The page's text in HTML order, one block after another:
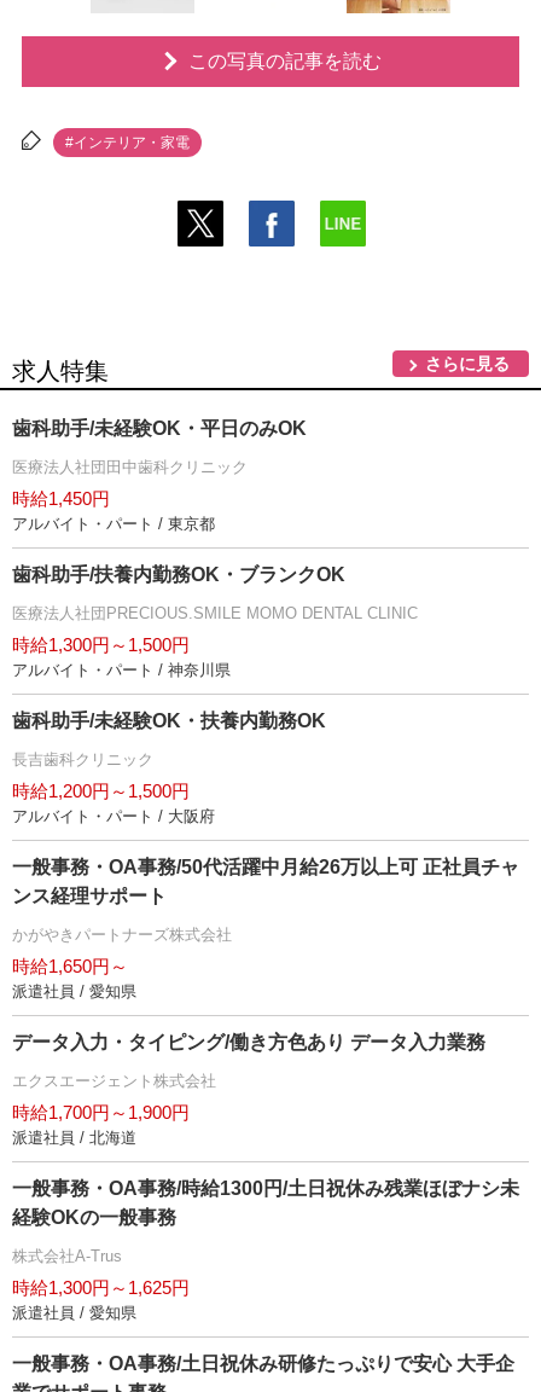
この写真の記事を読む
#インテリア・家電
求人特集 さらに見る
歯科助手/未経験OK・平日のみOK
医療法人社団田中歯科クリニック
時給1,450円
アルバイト・パート / 東京都
歯科助手/扶養内勤務OK・ブランクOK
医療法人社団PRECIOUS.SMILE MOMO DENTAL CLINIC
時給1,300円～1,500円
アルバイト・パート / 神奈川県
歯科助手/未経験OK・扶養内勤務OK
長吉歯科クリニック
時給1,200円～1,500円
アルバイト・パート / 大阪府
一般事務・OA事務/50代活躍中月給26万以上可 正社員チャ
ンス経理サポート
かがやきパートナーズ株式会社
時給1,650円～
派遣社員 / 愛知県
データ入力・タイピング/働き方色あり データ入力業務
エクスエージェント株式会社
時給1,700円～1,900円
派遣社員 / 北海道
一般事務・OA事務/時給1300円/土日祝休み残業ほぼナシ未
経験OKの一般事務
株式会社A-Trus
時給1,300円～1,625円
派遣社員 / 愛知県
一般事務・OA事務/土日祝休み研修たっぷりで安心 大手企